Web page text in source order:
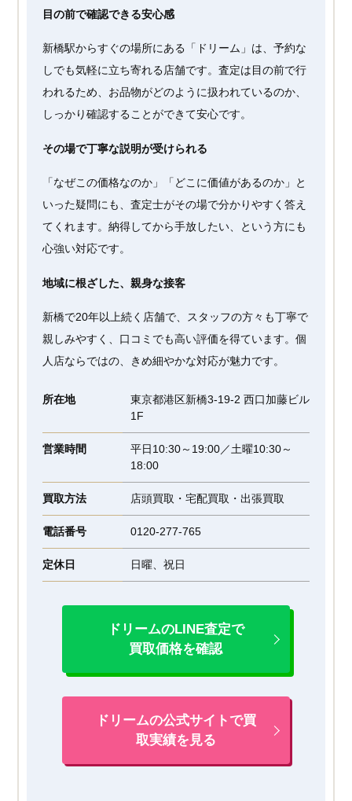
目の前で確認できる安心感
新橋駅からすぐの場所にある「ドリーム」は、予約な
しでも気軽に立ち寄れる店舗です。査定は目の前で行
われるため、お品物がどのように扱われているのか、
しっかり確認することができて安心です。
その場で丁寧な説明が受けられる
「なぜこの価格なのか」「どこに価値があるのか」と
いった疑問にも、査定士がその場で分かりやすく答え
てくれます。納得してから手放したい、という方にも
心強い対応です。
地域に根ざした、親身な接客
新橋で20年以上続く店舗で、スタッフの方々も丁寧で
親しみやすく、口コミでも高い評価を得ています。個
人店ならではの、きめ細やかな対応が魅力です。
所在地
東京都港区新橋3-19-2 西口加藤ビル
1F
営業時間
平日10:30～19:00／土曜10:30～
18:00
買取方法 店頭買取・宅配買取・出張買取
電話番号 0120-277-765
定休日 日曜、祝日
ドリームのLINE査定で
買取価格を確認
ドリームの公式サイトで買
取実績を見る